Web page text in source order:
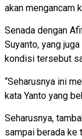
akan mengancam
Senada dengan
Suyanto, yang
kondisi tersebut
“Seharusnya ini
kata Yanto yang
Seharusnya,
sampai berada ke